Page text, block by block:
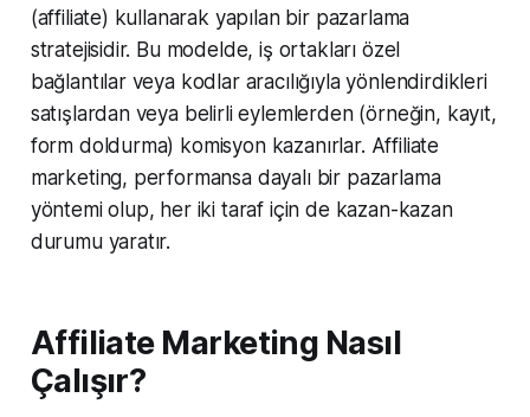
(affiliate) kullanarak yapılan bir pazarlama
stratejisidir. Bu modelde, iş ortakları özel
bağlantılar veya kodlar aracılığıyla yönlendirdikleri
satışlardan veya belirli eylemlerden (örneğin, kayıt,
form doldurma) komisyon kazanırlar. Affiliate
marketing, performansa dayalı bir pazarlama
yöntemi olup, her iki taraf için de kazan-kazan
durumu yaratır.
Affiliate Marketing Nasıl
Çalışır?